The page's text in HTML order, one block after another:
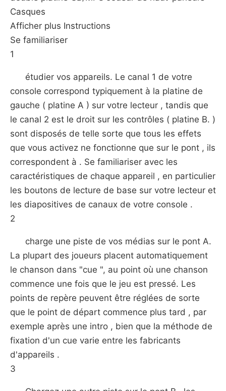
Casques
Afficher plus Instructions
Se familiariser
1
étudier vos appareils. Le canal 1 de votre
console correspond typiquement à la platine de
gauche ( platine A ) sur votre lecteur , tandis que
le canal 2 est le droit sur ​​les contrôles ( platine B. )
sont disposés de telle sorte que tous les effets
que vous activez ne fonctionne que sur le pont , ils
correspondent à . Se familiariser avec les
caractéristiques de chaque appareil , en particulier
les boutons de lecture de base sur votre lecteur et
les diapositives de canaux de votre console .
2
charge une piste de vos médias sur le pont A.
La plupart des joueurs placent automatiquement
le chanson dans "cue ", au point où une chanson
commence une fois que le jeu est pressé. Les
points de repère peuvent être réglées de sorte
que le point de départ commence plus tard , par
exemple après une intro , bien que la méthode de
fixation d'un cue varie entre les fabricants
d'appareils .
3